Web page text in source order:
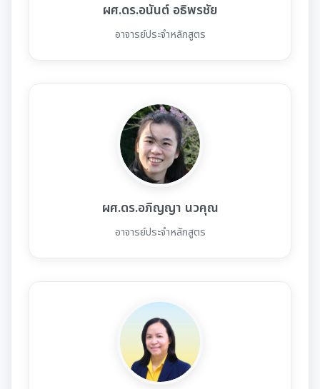
ผศ.ดร.อนันต์ อธิพรชัย
อาจารย์ประจำหลักสูตร
ผศ.ดร.อภิญญา นวคุณ
อาจารย์ประจำหลักสูตร